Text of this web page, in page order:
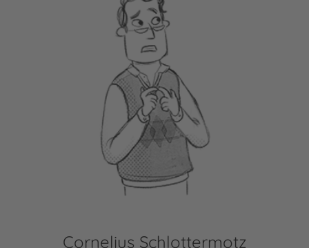
Cornelius Schlottermotz